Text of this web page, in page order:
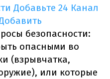
Добавьте 24 Канал
безопасности:
опасными во
(взрывчатка,
или которые